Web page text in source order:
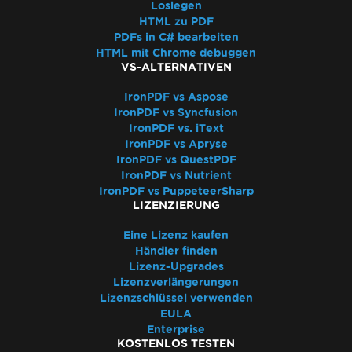
Häufige Fragen
Bootstrap / Flex / CSS
Azure Pläne und Stufen
Erstmaliges Rendern ist langsam
Windows Server Unterstützung
Welche Version von IronPDF sollte ich
verwenden?
IronPDF Paketgröße
Schriftarten
Schnelle Fehlerbehebung für IronPDF
Azure Protokolldateien
AWS Protokolldateien
Render-Verzögerung & Timeout
Große Ausgabedateien mit ImageToPDF
Speicherleck in IronPDF
Loslegen
HTML zu PDF
PDFs in C# bearbeiten
HTML mit Chrome debuggen
VS-ALTERNATIVEN
IronPDF vs Aspose
IronPDF vs Syncfusion
IronPDF vs. iText
IronPDF vs Apryse
IronPDF vs QuestPDF
IronPDF vs Nutrient
IronPDF vs PuppeteerSharp
LIZENZIERUNG
Eine Lizenz kaufen
Händler finden
Lizenz-Upgrades
Lizenzverlängerungen
Lizenzschlüssel verwenden
EULA
Enterprise
KOSTENLOS TESTEN